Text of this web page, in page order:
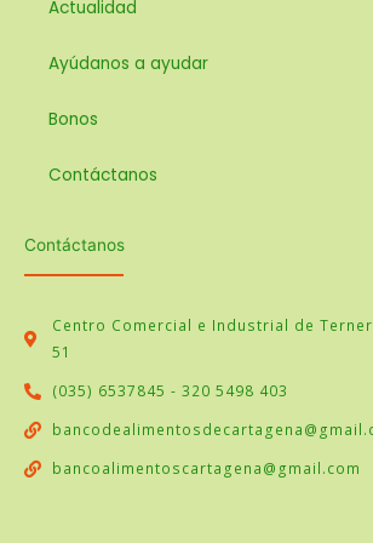
Actualidad
Ayúdanos a ayudar
Bonos
Contáctanos
Contáctanos
Centro Comercial e Industrial de
51
(035) 6537845 - 320 5498 403
bancoalimentoscartagena@gmail.com